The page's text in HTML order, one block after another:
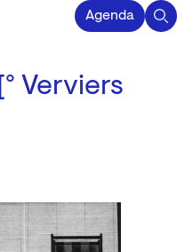
Agenda
Verviers